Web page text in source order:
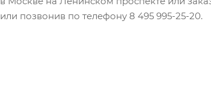
или позвонив по телефону 8 495 995-25-20​.